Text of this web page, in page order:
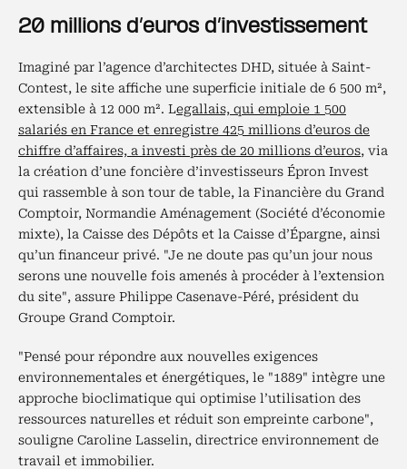
20 millions d’euros d’investissement
Imaginé par l’agence d’architectes DHD, située à Saint-
Contest, le site affiche une superficie initiale de 6 500 m²,
extensible à 12 000 m². Legallais, qui emploie 1 500
salariés en France et enregistre 425 millions d’euros de
chiffre d’affaires, a investi près de 20 millions d’euros, via
la création d’une foncière d’investisseurs Épron Invest
qui rassemble à son tour de table, la Financière du Grand
Comptoir, Normandie Aménagement (Société d’économie
mixte), la Caisse des Dépôts et la Caisse d’Épargne, ainsi
qu’un financeur privé. "Je ne doute pas qu’un jour nous
serons une nouvelle fois amenés à procéder à l’extension
du site", assure Philippe Casenave-Péré, président du
Groupe Grand Comptoir.
"Pensé pour répondre aux nouvelles exigences
environnementales et énergétiques, le "1889" intègre une
approche bioclimatique qui optimise l’utilisation des
ressources naturelles et réduit son empreinte carbone",
souligne Caroline Lasselin, directrice environnement de
travail et immobilier.